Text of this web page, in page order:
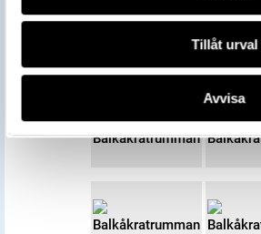
Tillåt urval
Avvisa